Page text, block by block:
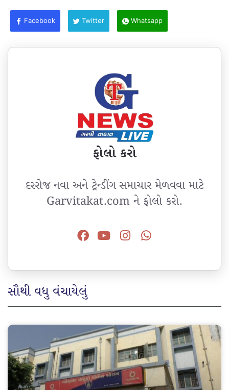
Facebook Twitter Whatsapp
ફોલો કરો
દરરોજ નવા અને ટ્રેન્ડીંગ સમાચાર મેળવવા માટે
Garvitakat.com ને ફોલો કરો.
સૌથી વધુ વંચાયેલું